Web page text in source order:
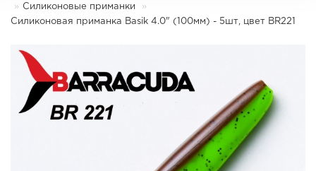
Силиконовые приманки
Силиконовая приманка Basik 4.0" (100мм) - 5шт, цвет BR221